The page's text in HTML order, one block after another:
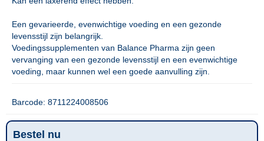
Een gevarieerde, evenwichtige voeding en een gezonde
levensstijl zijn belangrijk.
Voedingssupplementen van Balance Pharma zijn geen
vervanging van een gezonde levensstijl en een evenwichtige
voeding, maar kunnen wel een goede aanvulling zijn.
Barcode: 8711224008506
Bestel nu